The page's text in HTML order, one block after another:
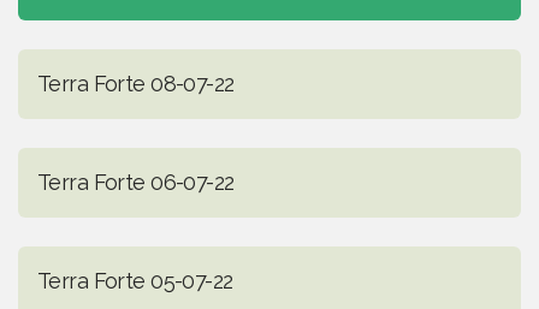
Terra Forte 08-07-22
Terra Forte 06-07-22
Terra Forte 05-07-22